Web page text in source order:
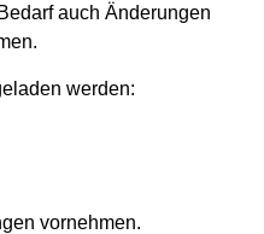
auch Änderungen
werden:
vornehmen.